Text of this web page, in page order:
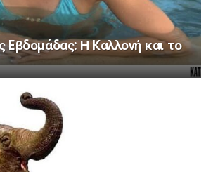
Eβδομάδας: Η Kαλλονή και το